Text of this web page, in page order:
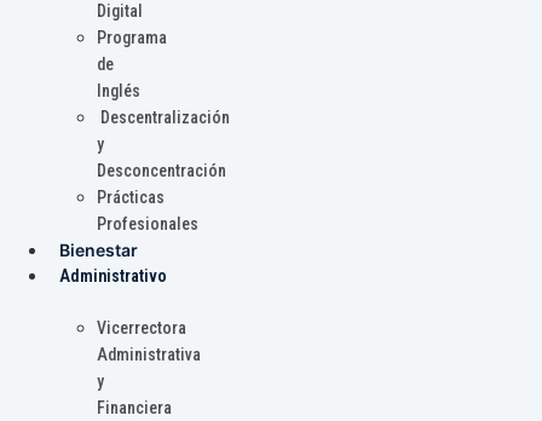
Digital
Programa
de
Inglés
Descentralización
y
Desconcentración
Prácticas
Profesionales
Bienestar
Administrativo
Vicerrectora
Administrativa
y
Financiera